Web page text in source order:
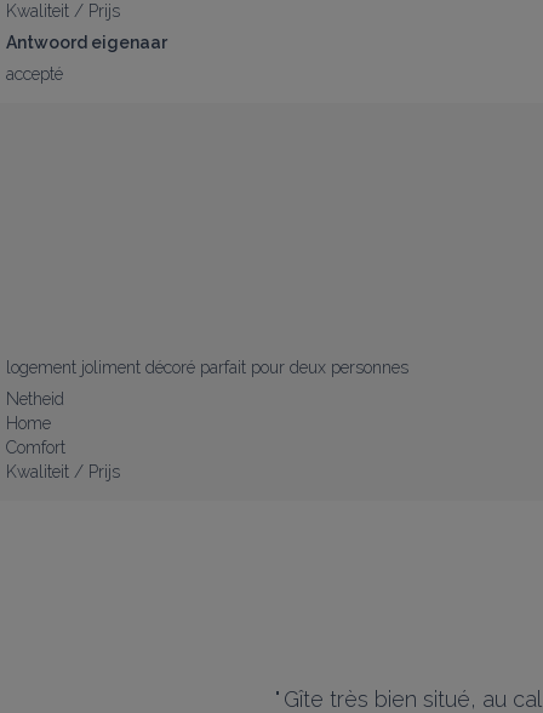
Kwaliteit / Prijs
Antwoord eigenaar
accepté
logement joliment décoré parfait pour deux personnes
Netheid
Home
Comfort
Kwaliteit / Prijs
" Gîte très bien situé, au